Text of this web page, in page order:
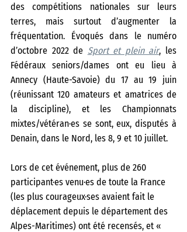
des compétitions nationales sur leurs
terres, mais surtout d’augmenter la
fréquentation. Évoqués dans le numéro
d’octobre 2022 de Sport et plein air, les
Fédéraux seniors/dames ont eu lieu à
Annecy (Haute-Savoie) du 17 au 19 juin
(réunissant 120 amateurs et amatrices de
la discipline), et les Championnats
mixtes/vétéran·es se sont, eux, disputés à
Denain, dans le Nord, les 8, 9 et 10 juillet.
Lors de cet événement, plus de 260
participant·es venu·es de toute la France
(les plus courageux·ses avaient fait le
déplacement depuis le département des
Alpes-Maritimes) ont été recensés, et «